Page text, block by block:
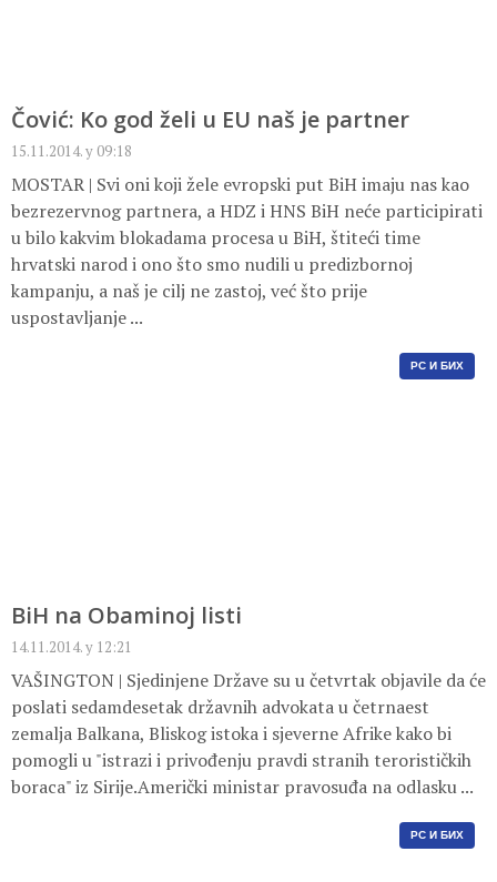
Čović: Ko god želi u EU naš je partner
15.11.2014. у 09:18
MOSTAR | Svi oni koji žele evropski put BiH imaju nas kao
bezrezervnog partnera, a HDZ i HNS BiH neće participirati
u bilo kakvim blokadama procesa u BiH, štiteći time
hrvatski narod i ono što smo nudili u predizbornoj
kampanju, a naš je cilj ne zastoj, već što prije
uspostavljanje ...
РС И БИХ
BiH na Obaminoj listi
14.11.2014. у 12:21
VAŠINGTON | Sjedinjene Države su u četvrtak objavile da će
poslati sedamdesetak državnih advokata u četrnaest
zemalja Balkana, Bliskog istoka i sjeverne Afrike kako bi
pomogli u "istrazi i privođenju pravdi stranih terorističkih
boraca" iz Sirije.Američki ministar pravosuđa na odlasku ...
РС И БИХ